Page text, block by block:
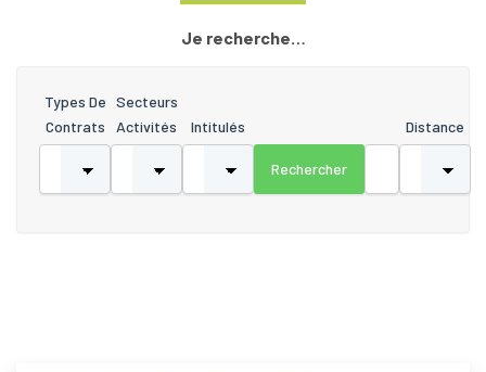
Je recherche…
Distance
Types De
Contrats
Secteurs
Activités
Intitulés